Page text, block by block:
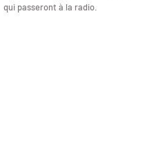
qui passeront à la radio.